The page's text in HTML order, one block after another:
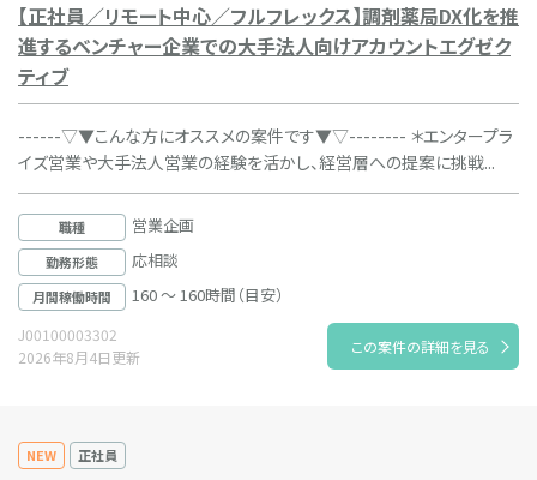
【正社員／リモート中心／フルフレックス】調剤薬局DX化を推
進するベンチャー企業での大手法人向けアカウントエグゼク
ティブ
------▽▼こんな方にオススメの案件です▼▽-------- ＊エンタープラ
イズ営業や大手法人営業の経験を活かし、経営層への提案に挑戦...
職種 営業企画
勤務形態 応相談
月間稼働時間 160 ～ 160時間（目安）
J00100003302
2026年8月4日更新
この案件の詳細を見る
NEW 正社員